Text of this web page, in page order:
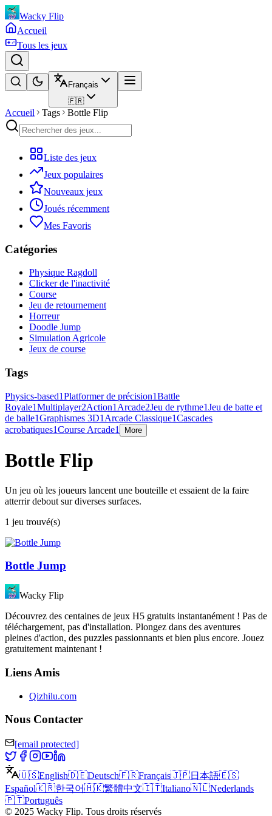
Wacky Flip
Accueil
Tous les jeux
Français
🇫🇷
Accueil Tags Bottle Flip
Liste des jeux
Jeux populaires
Nouveaux jeux
Joués récemment
Mes Favoris
Catégories
Physique Ragdoll
Clicker de l'inactivité
Course
Jeu de retournement
Horreur
Doodle Jump
Simulation Agricole
Jeux de course
Tags
Physics-based1Platformer de précision1Battle
Royale1Multiplayer2Action1 Arcade2Jeu de rythme1Jeu de batte et
de balle1Graphismes 3D1 Arcade Classique1Cascades
acrobatiques1Course Arcade1 More
Bottle Flip
Un jeu où les joueurs lancent une bouteille et essaient de la faire
atterrir debout sur diverses surfaces.
1 jeu trouvé(s)
Bottle Jump
Wacky Flip
Découvrez des centaines de jeux H5 gratuits instantanément ! Pas de
téléchargement, pas d'installation. Plongez dans des aventures
pleines d'action, des puzzles passionnants et bien plus encore. Jouez
gratuitement maintenant !
Liens Amis
Qizhilu.com
Nous Contacter
[email protected]
🇺🇸English🇩🇪Deutsch🇫🇷Français🇯🇵日本語🇪🇸
Español🇰🇷한국어🇭🇰繁體中文🇮🇹Italiano🇳🇱Nederlands
🇵🇹Português
© 2025 Wacky Flip. Tous droits réservés